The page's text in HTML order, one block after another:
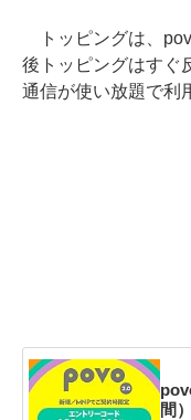
トッピングは、
後トッピングはすぐ
通信が使い放題で利
間）